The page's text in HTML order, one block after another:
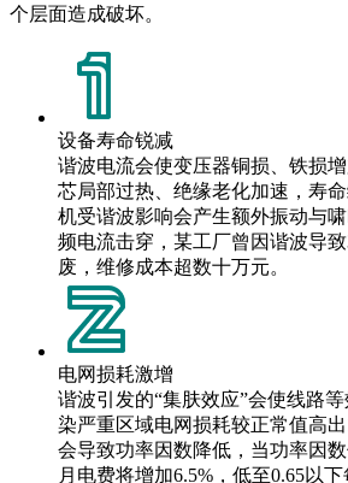
个层面造成破坏。
设备寿命锐减
谐波电流会使变压器铜损、铁损
芯局部过热、绝缘老化加速，寿
机受谐波影响会产生额外振动与
频电流击穿，某工厂曾因谐波导
废，维修成本超数十万元。
电网损耗激增
谐波引发的“集肤效应”会使线路
染严重区域电网损耗较正常值高
会导致功率因数降低，当功率因
月电费将增加6.5%，低至0.65以